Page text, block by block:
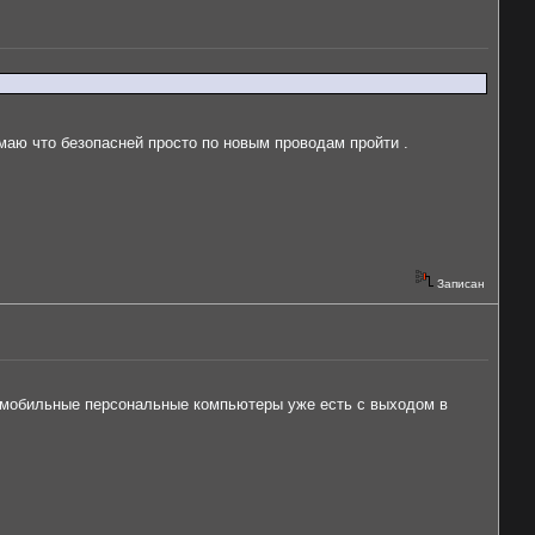
что безопасней просто по новым проводам пройти .
Записан
персональные компьютеры уже есть с выходом в